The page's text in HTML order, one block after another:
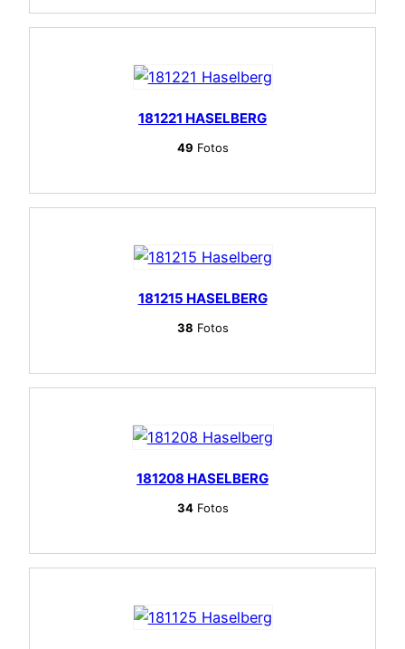
181221 HASELBERG
49 Fotos
181215 HASELBERG
38 Fotos
181208 HASELBERG
34Fotos